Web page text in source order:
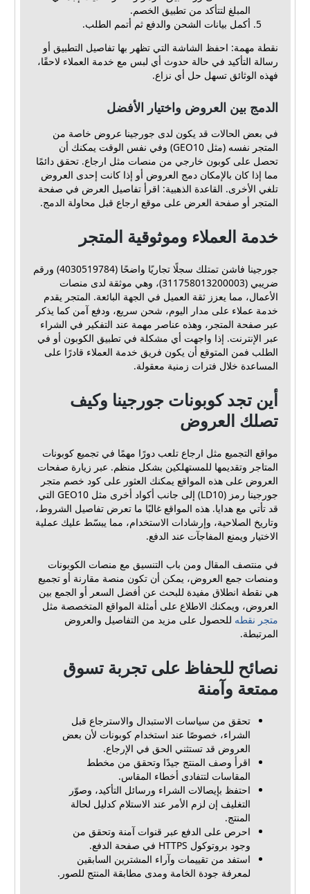
المبلغ لتتأكد من تطبيق الخصم.
أكمل بيانات الشحن والدفع ثم أتمم الطلب.
نقطة مهمة: احفظ الشاشة التي تظهر بها تفاصيل التطبيق أو
رسالة التأكيد في حالة حدوث أي لبس مع خدمة العملاء لاحقًا،
فهذه الوثائق تسهل حل أي نزاع.
الدمج بين العروض واختيار الأفضل
في بعض الحالات قد يكون لدى جورجينا عروض خاصة من
المتجر نفسه (مثل GEO10) وفي نفس الوقت يمكنك أن
تحصل على كوبون خارجي من منصات مثل ارجاع. تحقق دائمًا
مما إذا كان بالإمكان دمج العروض أو إذا كانت إحدى العروض
تلغي الأخرى. القاعدة الذهبية: اقرأ تفاصيل العرض في صفحة
المتجر أو صفحة العرض على موقع ارجاع قبل محاولة الدمج.
خدمة العملاء وموثوقية المتجر
جورجينا فاشن تمتلك سجلًا تجاريًا واضحًا (4030519784) ورقم
ضريبي (311758013200003)، وهي موثقة لدى منصات
الأعمال، مما يعزز ثقة العميل في الجهة البائعة. المتجر يقدم
خدمة عملاء على مدار اليوم، شحن سريع، ودفع آمن كما يذكر
عبر صفحة المتجر، وهذه عناصر مهمة عند التفكير في الشراء
عبر الإنترنت. إذا واجهت أي مشكلة في تطبيق الكوبون أو في
الطلب فمن المتوقع أن يكون فريق خدمة العملاء قادرًا على
المساعدة خلال فترات زمنية معقولة.
أين تجد كوبونات جورجينا وكيف
تصلك العروض
مواقع التجميع مثل ارجاع تلعب دورًا مهمًا في تجميع كوبونات
المتاجر وتقديمها للمستهلكين بشكل منظم. عبر زيارة صفحات
العروض على هذه المواقع يمكنك العثور على كود خصم متجر
جورجينا رمز (LD10) إلى جانب أكواد أخرى مثل GEO10 التي
قد تأتي مع هدايا. هذه المواقع غالبًا ما تعرض تفاصيل الشروط،
وتاريخ الصلاحية، وإرشادات الاستخدام، مما يبسّط عليك عملية
الاختيار ويمنع المفاجآت عند الدفع.
في منتصف المقال ومن باب التنسيق مع منصات الكوبونات
ومنصات جمع العروض، يمكن أن تكون منصة مقارنة أو تجميع
هي نقطة انطلاق مفيدة للبحث عن أفضل السعر أو الجمع بين
العروض، ويمكنك الاطلاع على أمثلة المواقع المتخصصة مثل
متجر نقطهللحصول على مزيد من التفاصيل والعروض
المرتبطة.
نصائح للحفاظ على تجربة تسوق
ممتعة وآمنة
تحقق من سياسات الاستبدال والاسترجاع قبل
الشراء، خصوصًا عند استخدام كوبونات لأن بعض
العروض قد تستثني الحق في الإرجاع.
اقرأ وصف المنتج جيدًا وتحقق من مخطط
المقاسات لتتفادى أخطاء المقاس.
احتفظ بإيصالات الشراء ورسائل التأكيد، وصوّر
التغليف إن لزم الأمر عند الاستلام كدليل لحالة
المنتج.
احرص على الدفع عبر قنوات آمنة وتحقق من
وجود بروتوكول HTTPS في صفحة الدفع.
استفد من تقييمات وآراء المشترين السابقين
لمعرفة جودة الخامة ومدى مطابقة المنتج للصور.